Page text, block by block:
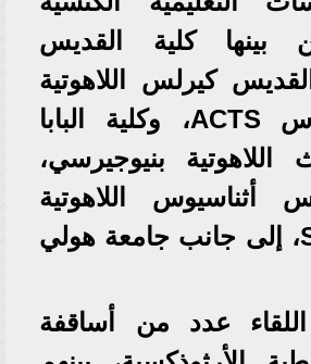
بينها كلية القديس
كيرلس اللاهوتية
بلوس أنجلوس ACTS، وكلية البابا
اللاهوتية بنيوجيرسي،
أثناسيوس اللاهوتية
بملبورن SAC، إلى جانب جامعة هولي
عدد من أساقفة